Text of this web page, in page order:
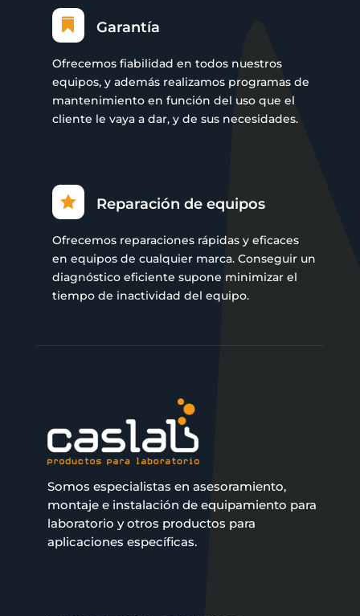
 Garantía
Ofrecemos fiabilidad en todos nuestros
equipos, y además realizamos programas de
mantenimiento en función del uso que el
cliente le vaya a dar, y de sus necesidades.
 Reparación de equipos
Ofrecemos reparaciones rápidas y eficaces
en equipos de cualquier marca. Conseguir un
diagnóstico eficiente supone minimizar el
tiempo de inactividad del equipo.
Somos especialistas en asesoramiento,
montaje e instalación de equipamiento para
laboratorio y otros productos para
aplicaciones específicas.